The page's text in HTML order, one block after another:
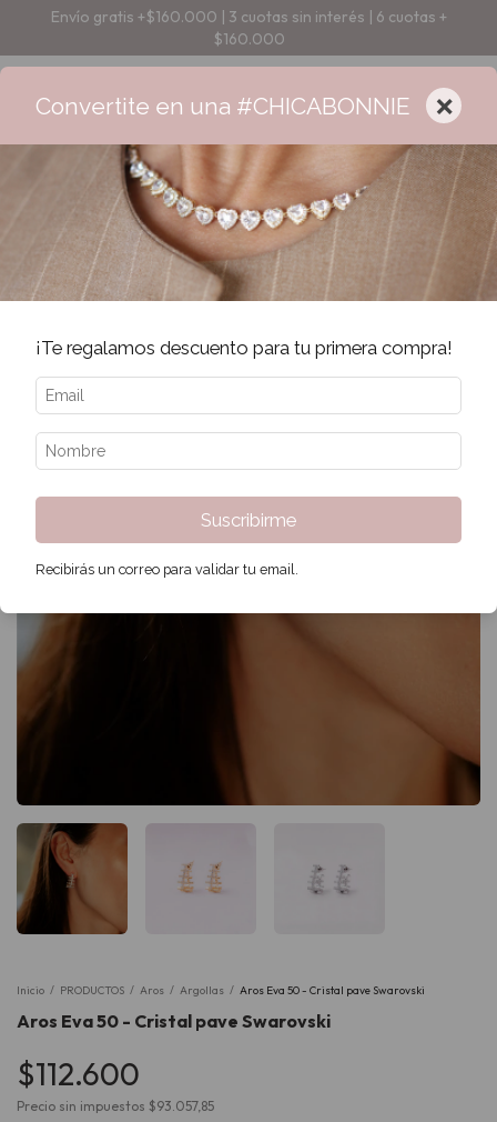
Envío gratis +$160.000 | 3 cuotas sin interés | 6 cuotas +
$160.000
Inicio / PRODUCTOS / Aros / Argollas / Aros Eva 50 - Cristal pave Swarovski
Aros Eva 50 - Cristal pave Swarovski
$112.600
Precio sin impuestos $93.057,85
Convertite en una #CHICABONNIE ×
¡Te regalamos descuento para tu primera compra!
Suscribirme
Recibirás un correo para validar tu email.